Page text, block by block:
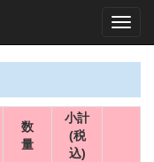
数
量
小計
(税
込)